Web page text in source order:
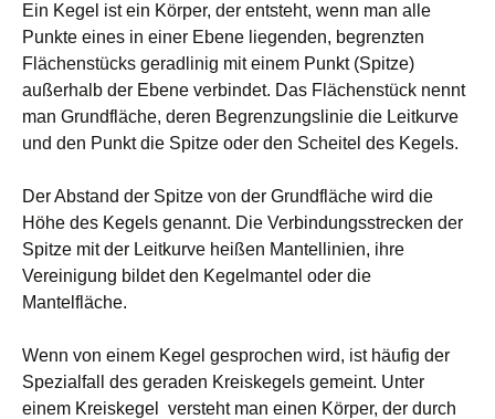
Ein Kegel ist ein Körper, der entsteht, wenn man alle
Punkte eines in einer Ebene liegenden, begrenzten
Flächenstücks geradlinig mit einem Punkt (Spitze)
außerhalb der Ebene verbindet. Das Flächenstück nennt
man Grundfläche, deren Begrenzungslinie die Leitkurve
und den Punkt die Spitze oder den Scheitel des Kegels.
Der Abstand der Spitze von der Grundfläche wird die
Höhe des Kegels genannt. Die Verbindungsstrecken der
Spitze mit der Leitkurve heißen Mantellinien, ihre
Vereinigung bildet den Kegelmantel oder die
Mantelfläche.
Wenn von einem Kegel gesprochen wird, ist häufig der
Spezialfall des geraden Kreiskegels gemeint. Unter
einem Kreiskegel versteht man einen Körper, der durch